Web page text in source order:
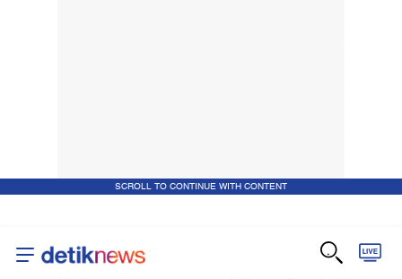
SCROLL TO CONTINUE WITH CONTENT